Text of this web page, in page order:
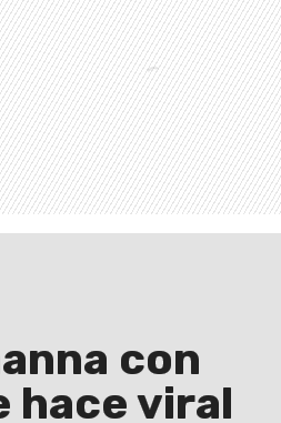
con
hace viral